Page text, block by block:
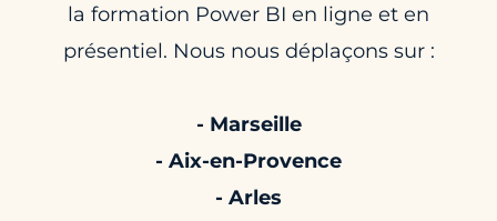
la formation Power BI en ligne et en
présentiel. Nous nous déplaçons sur :
- Marseille
- Aix-en-Provence
- Arles